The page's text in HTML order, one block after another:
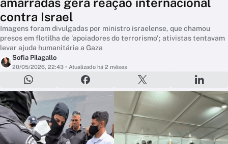
contra Israel
Imagens foram divulgadas por ministro israelense, que chamou
presos em flotilha de 'apoiadores do terrorismo'; ativistas tentavam
levar ajuda humanitária a Gaza
Sofia Pilagallo
20/05/2026, 22:43 • Atualizado há 2 mêses